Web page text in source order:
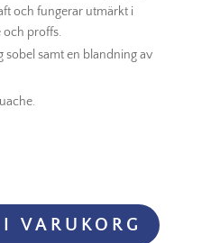
och fungerar utmärkt i
och proffs.
sobel samt en blandning av
I VARUKORG